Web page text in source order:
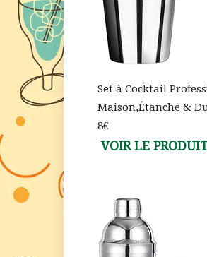
Set à Cocktail
Maison,Étanche &
8€